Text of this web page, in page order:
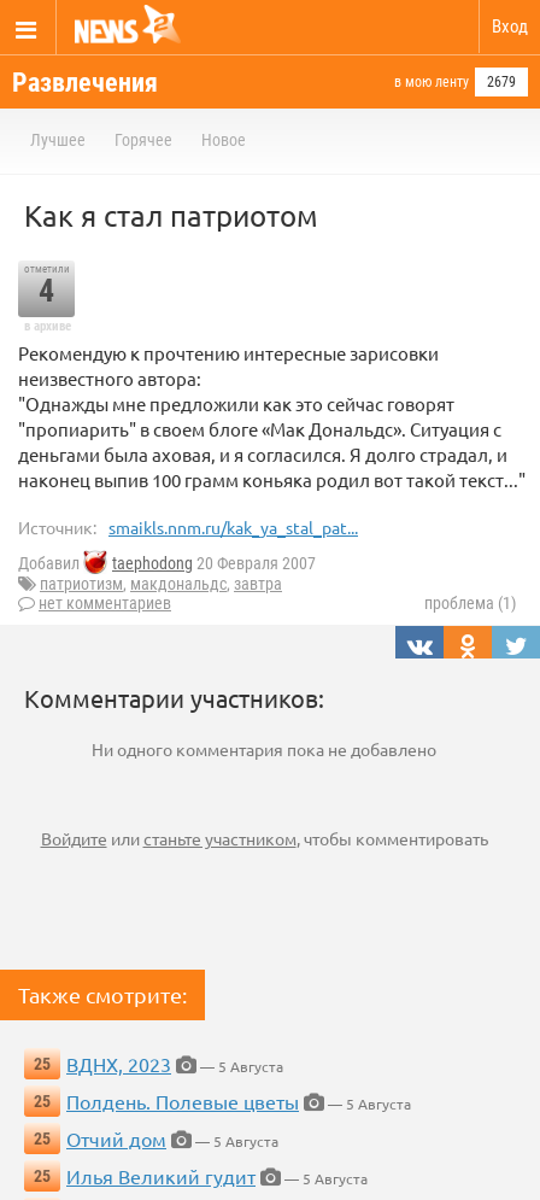
Вход
Развлечения в мою ленту 2679
Лучшее Горячее Новое
Как я стал патриотом
отметили
4
в архиве
Рекомендую к прочтению интересные зарисовки
неизвестного автора:
"Однажды мне предложили как это сейчас говорят
"пропиарить" в своем блоге «Мак Дональдс». Ситуация с
деньгами была аховая, и я согласился. Я долго страдал, и
наконец выпив 100 грамм коньяка родил вот такой текст..."
Источник: smaikls.nnm.ru/kak_ya_stal_pat...
Добавил taephodong 20 Февраля 2007
патриотизм, макдональдс, завтра
нет комментариев
проблема (1)
Комментарии участников:
Ни одного комментария пока не добавлено
Войдите илистаньте участником, чтобы комментировать
Также смотрите:
25 ВДНХ, 2023
— 5 Августа
25
Полдень. Полевые цветы
— 5 Августа
25
Отчий дом
— 5 Августа
25
Илья Великий гудит
— 5 Августа